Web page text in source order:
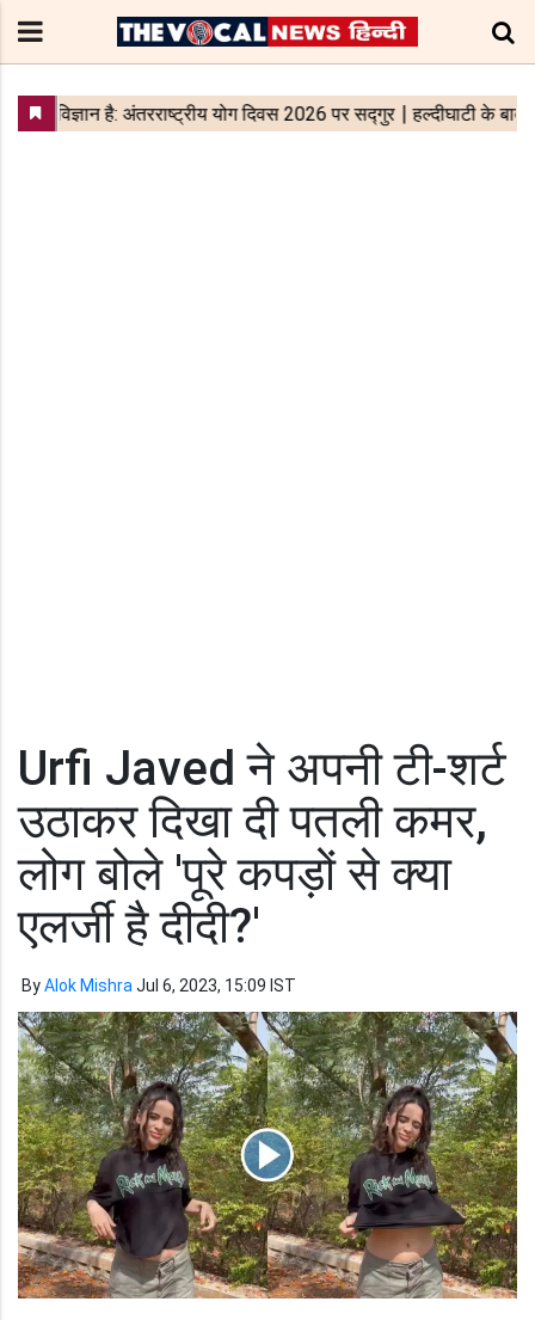
Urfi Javed ने अपनी टी-शर्ट
उठाकर दिखा दी पतली कमर,
लोग बोले 'पूरे कपड़ों से क्या
एलर्जी है दीदी?'
ByAlok Mishra Jul 6, 2023, 15:09 IST